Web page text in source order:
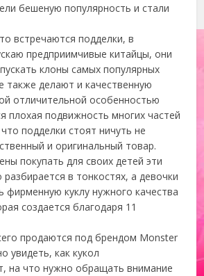
бешеную популярность и стали
встречаются подделки, в
предприимчивые китайцы, они
клоны самых популярных
также делают и качественную
отличительной особенностью
плохая подвижность многих частей
подделки стоят ничуть не
и оригинальный товар.
покупать для своих детей эти
в тонкостях, а девочки
фирменную куклу нужного качества
создается благодаря 11
продаются под брендом Monster
увидеть, как кукол
на что нужно обращать внимание